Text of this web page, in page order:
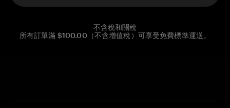
不含稅和關稅
所有訂單滿 $100.00（不含增值稅）可享受免費標準運送。